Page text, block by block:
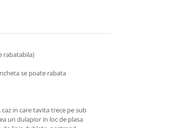
rabatabila)
se poate rabata
in care tavita trece pe sub
un dulapior in loc de plasa